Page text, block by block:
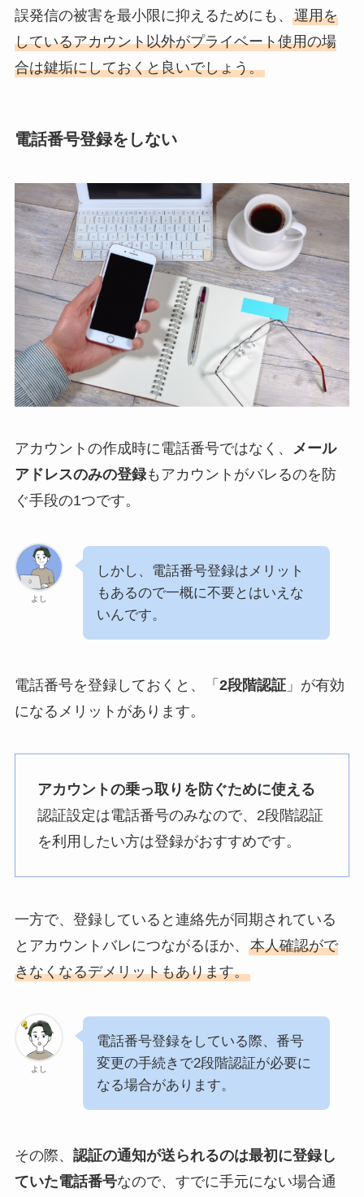
誤発信の被害を最小限に抑えるためにも、 運用を
しているアカウント以外がプライベート使用の場
合は鍵垢にしておくと良いでしょう。
電話番号登録をしない
アカウントの作成時に電話番号ではなく、 メール
アドレスのみの登録もアカウントがバレるのを防
ぐ手段の1つです。
よし
しかし、電話番号登録はメリット
もあるので一概に不要とはいえな
いんです。
電話番号を登録しておくと、「 2段階認証」が有効
になるメリットがあります。
アカウントの乗っ取りを防ぐために使える
認証設定は電話番号のみなので、2段階認証
を利用したい方は登録がおすすめです。
一方で、登録していると連絡先が同期されている
とアカウントバレにつながるほか、 本人確認がで
きなくなるデメリットもあります。
よし
電話番号登録をしている際、番号
変更の手続きで2段階認証が必要に
なる場合があります。
その際、 認証の通知が送られるのは最初に登録し
ていた電話番号なので、すでに手元にない場合通